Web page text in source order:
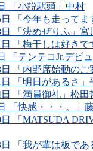
「小説駅頭」中村
日 「今年も走ってま
日 「決めぜりふ」宮
日 「梅干しは好き
「テンテコJr.デビ
日 「内野席始動の
日 「明日があるさ」
日 「満員御礼」松田
「快感・・・。」
日 「MATSUDA
日 「我が輩は板で